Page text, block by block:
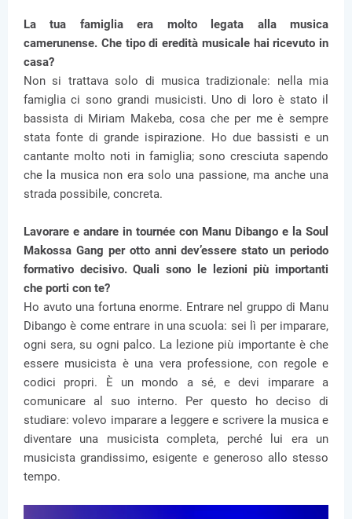
La tua famiglia era molto legata alla musica
camerunense. Che tipo di eredità musicale hai ricevuto in
casa?
Non si trattava solo di musica tradizionale: nella mia
famiglia ci sono grandi musicisti. Uno di loro è stato il
bassista di Miriam Makeba, cosa che per me è sempre
stata fonte di grande ispirazione. Ho due bassisti e un
cantante molto noti in famiglia; sono cresciuta sapendo
che la musica non era solo una passione, ma anche una
strada possibile, concreta.
Lavorare e andare in tournée con Manu Dibango e la Soul
Makossa Gang per otto anni dev’essere stato un periodo
formativo decisivo. Quali sono le lezioni più importanti
che porti con te?
Ho avuto una fortuna enorme. Entrare nel gruppo di Manu
Dibango è come entrare in una scuola: sei lì per imparare,
ogni sera, su ogni palco. La lezione più importante è che
essere musicista è una vera professione, con regole e
codici propri. È un mondo a sé, e devi imparare a
comunicare al suo interno. Per questo ho deciso di
studiare: volevo imparare a leggere e scrivere la musica e
diventare una musicista completa, perché lui era un
musicista grandissimo, esigente e generoso allo stesso
tempo.